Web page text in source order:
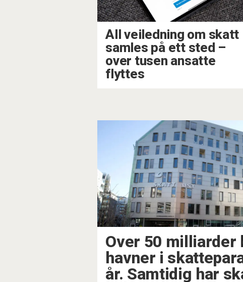
All veiledning om skatt
samles på ett sted –⁠
over tusen ansatte
flyttes
Over 50 milliarder
havner i
år. Samtidig har